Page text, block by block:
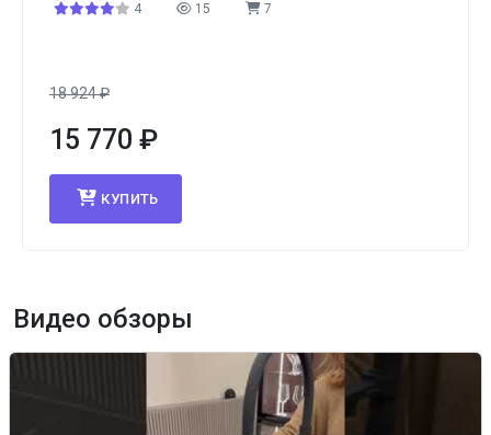
4
15 7
18 924₽
15 770 ₽
КУПИТЬ
Видео обзоры